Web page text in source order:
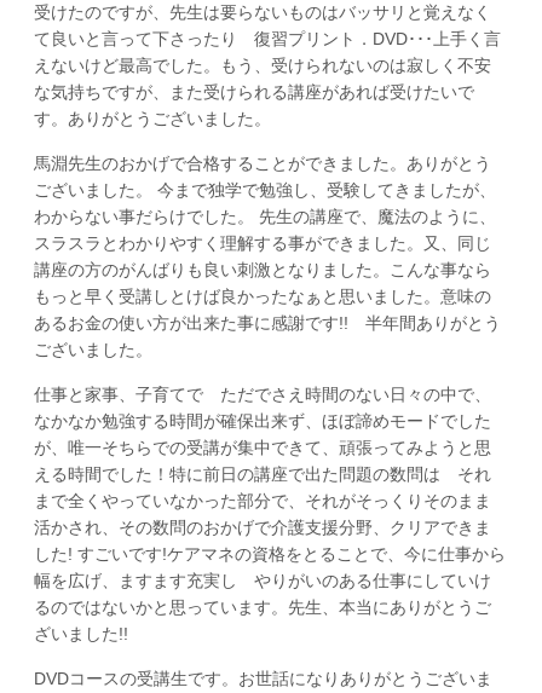
受けたのですが、先生は要らないものはバッサリと覚えなく
て良いと言って下さったり 復習プリント．DVD･･･上手く言
えないけど最高でした。もう、受けられないのは寂しく不安
な気持ちですが、また受けられる講座があれば受けたいで
す。ありがとうございました。
馬淵先生のおかげで合格することができました。ありがとう
ございました。 今まで独学で勉強し、受験してきましたが、
わからない事だらけでした。 先生の講座で、魔法のように、
スラスラとわかりやすく理解する事ができました。又、同じ
講座の方のがんばりも良い刺激となりました。こんな事なら
もっと早く受講しとけば良かったなぁと思いました。意味の
あるお金の使い方が出来た事に感謝です!! 半年間ありがとう
ございました。
仕事と家事、子育てで ただでさえ時間のない日々の中で、
なかなか勉強する時間が確保出来ず、ほぼ諦めモードでした
が、唯一そちらでの受講が集中できて、頑張ってみようと思
える時間でした！特に前日の講座で出た問題の数問は それ
まで全くやっていなかった部分で、それがそっくりそのまま
活かされ、その数問のおかげで介護支援分野、クリアできま
した! すごいです!ケアマネの資格をとることで、今に仕事から
幅を広げ、ますます充実し やりがいのある仕事にしていけ
るのではないかと思っています。先生、本当にありがとうご
ざいました!!
DVDコースの受講生です。お世話になりありがとうございま